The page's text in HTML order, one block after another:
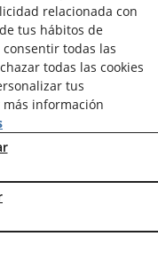
- Todos los derechos
relacionada con
tus hábitos de
consentir todas las
todas las cookies
tus
más información